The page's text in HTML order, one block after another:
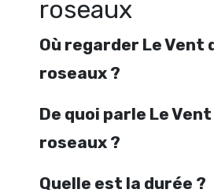
roseaux
Où regarder Le Vent
roseaux ?
De quoi parle Le
roseaux ?
Quelle est la durée ?